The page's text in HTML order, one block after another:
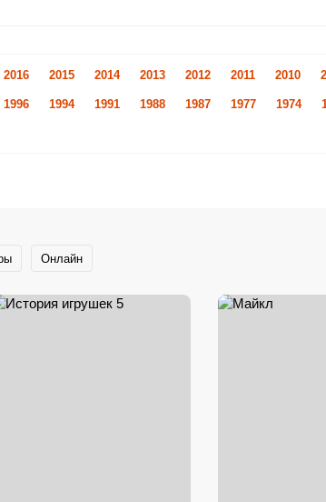
2016 2015 2014 2013 2012 2011 2010
1996 1994 1991 1988 1987 1977 1974
Онлайн